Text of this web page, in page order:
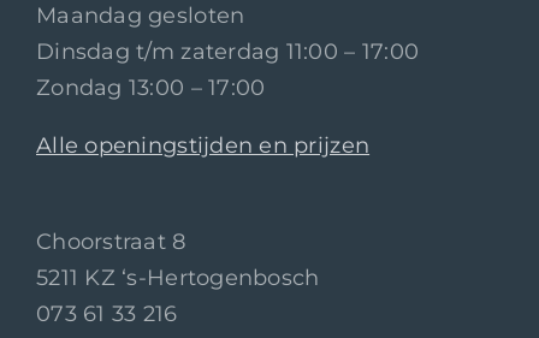
Maandag gesloten
Dinsdag t/m zaterdag 11:00 – 17:00
Zondag 13:00 – 17:00
Alle openingstijden en prijzen
Choorstraat 8
5211 KZ ‘s-Hertogenbosch
073 61 33 216